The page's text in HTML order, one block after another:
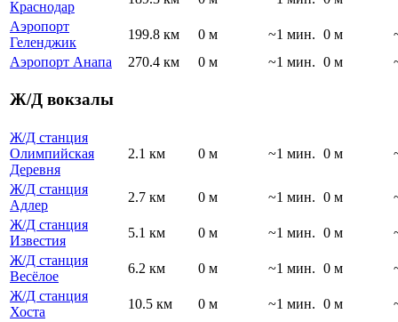
Краснодар
Аэропорт
Геленджик
199.8 км 0 м ~1 мин. 0 м
Аэропорт Анапа
270.4 км 0 м ~1 мин. 0 м
Ж/Д вокзалы
Ж/Д станция
Олимпийская
Деревня
2.1 км 0 м ~1 мин. 0 м
Ж/Д станция
Адлер
2.7 км 0 м ~1 мин. 0 м
Ж/Д станция
Известия
5.1 км 0 м ~1 мин. 0 м
Ж/Д станция
Весёлое
6.2 км 0 м ~1 мин. 0 м
Ж/Д станция
Хоста
10.5 км 0 м ~1 мин. 0 м